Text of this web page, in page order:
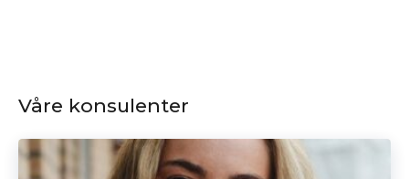
Våre konsulenter